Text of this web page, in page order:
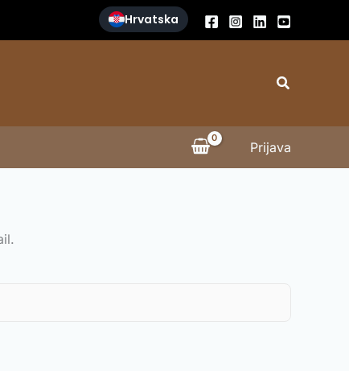
Hrvatska
Search
Prijava